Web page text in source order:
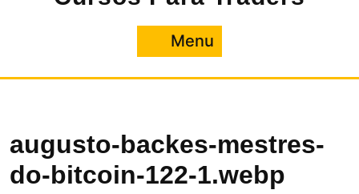
Menu
augusto-backes-mestres-
do-bitcoin-122-1.webp